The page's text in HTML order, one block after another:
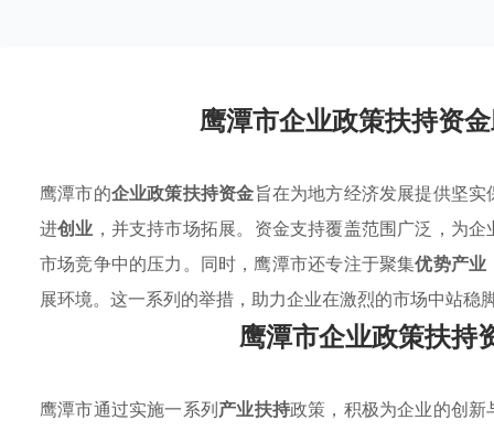
鹰潭市企业政策扶持资
鹰潭市的企业政策扶持资金旨在为地方经济发展提供坚
进创业 ，并支持市场拓展。资金支持覆盖范围广泛，为
市场竞争中的压力。同时，鹰潭市还专注于聚集优势产业
展环境。这一系列的举措，助力企业在激烈的市场中站稳
鹰潭市企业政策扶持
鹰潭市通过实施一系列产业扶持政策，积极为企业的创